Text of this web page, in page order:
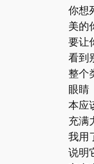
你想
美的
要让
看到
整个
眼睛
本应
充满
我用
说明